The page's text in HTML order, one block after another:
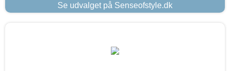
Se udvalget på Senseofstyle.dk